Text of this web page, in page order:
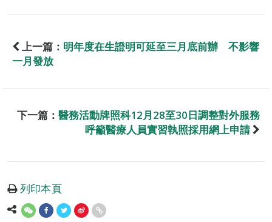
上一篇： 明年度在生證明可延至三月底前辦 不影響
一月發放
下一篇： 醫務活動牌照科12月28至30日調整對外服務
呼籲醫療人員實習執照採用網上申請
列印本頁